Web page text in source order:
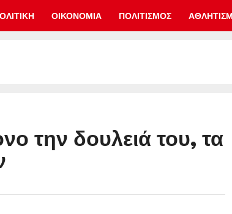
ΟΙΚΟΝΟΜΙΑ ΠΟΛΙΤΙΣΜΟΣ
την δουλειά του, τα